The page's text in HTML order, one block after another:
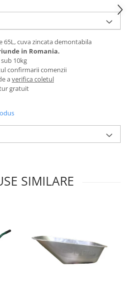
de tuns
65L, cuva zincata demontabila
in Romania.
10kg
confirmarii comenzii
averifica coletul
gratuit
SIMILARE